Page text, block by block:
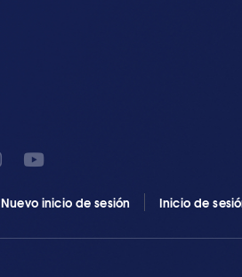
Nuevo inicio de sesión Inicio de